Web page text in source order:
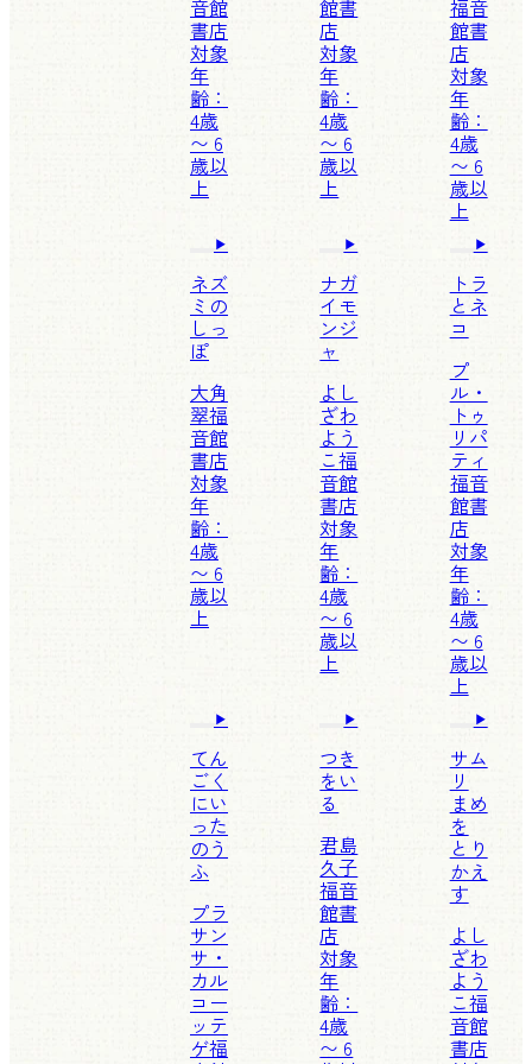
音館
書店
対象
年
齢：
4歳
〜 6
歳以
上
館書
店
対象
年
齢：
4歳
〜 6
歳以
上
福音
館書
店
対象
年
齢：
4歳
〜 6
歳以
上
ネズ
ミの
しっ
ぽ
大角
翠福
音館
書店
対象
年
齢：
4歳
〜 6
歳以
上
ナガ
イモ
ンジ
ャ
よし
ざわ
よう
こ福
音館
書店
対象
年
齢：
4歳
〜 6
歳以
上
トラ
とネ
コ
プ
ル・
トゥ
リパ
ティ
福音
館書
店
対象
年
齢：
4歳
〜 6
歳以
上
てん
ごく
にい
った
のう
ふ
プラ
サン
サ・
カル
コー
ッテ
ゲ福
つき
をい
る
君島
久子
福音
館書
店
対象
年
齢：
4歳
〜 6
サム
リ
まめ
を
とり
かえ
す
よし
ざわ
よう
こ福
音館
書店